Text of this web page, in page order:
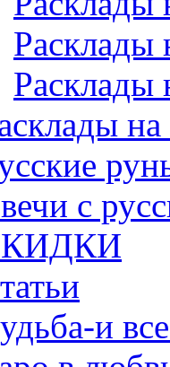
Расклады
Расклады
с
и